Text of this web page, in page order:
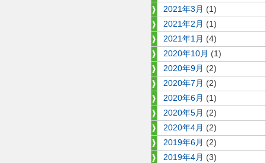
2021年3月 (1)
2021年2月 (1)
2021年1月 (4)
2020年10月 (1)
2020年9月 (2)
2020年7月 (2)
2020年6月 (1)
2020年5月 (2)
2020年4月 (2)
2019年6月 (2)
2019年4月 (3)